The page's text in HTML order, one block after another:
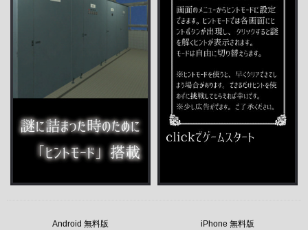
Android 無料版 iPhone 無料版